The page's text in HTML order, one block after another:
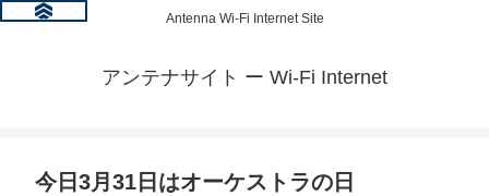
Antenna Wi-Fi Internet Site
アンテナサイト ー Wi-Fi Internet
今日3月31日はオーケストラの日